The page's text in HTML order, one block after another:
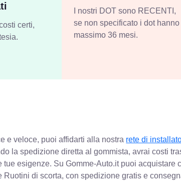
certi,
I nostri DOT sono RECENTI,
se non specificato i dot hanno
massimo 36 mesi.
e veloce, puoi affidarti alla nostra rete di
la spedizione diretta al gommista, avrai costi
tue esigenze. Su Gomme-Auto.it puoi acquistare
Ruotini di scorta, con spedizione gratis e